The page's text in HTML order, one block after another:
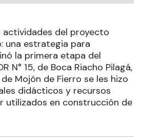
del proyecto
una estrategia para
la primera etapa del
N° 15, de Boca Riacho Pilagá,
de Mojón de Fierro se les hizo
didácticos y recursos
utilizados en construcción de